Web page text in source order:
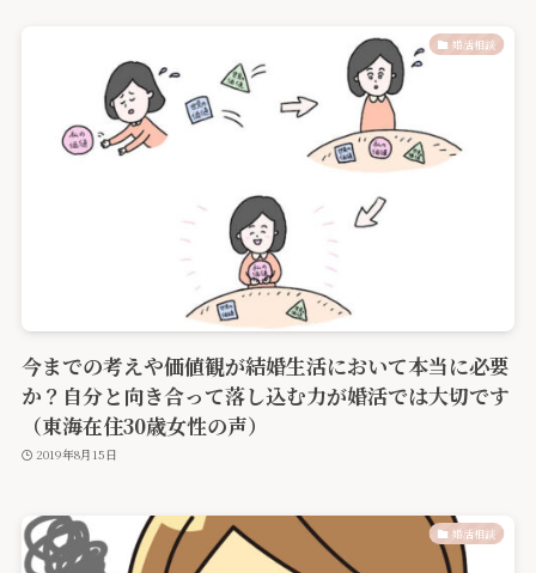
婚活相談
今までの考えや価値観が結婚生活において本当に必要
か？自分と向き合って落し込む力が婚活では大切です
（東海在住30歳女性の声）
2019年8月15日
婚活相談